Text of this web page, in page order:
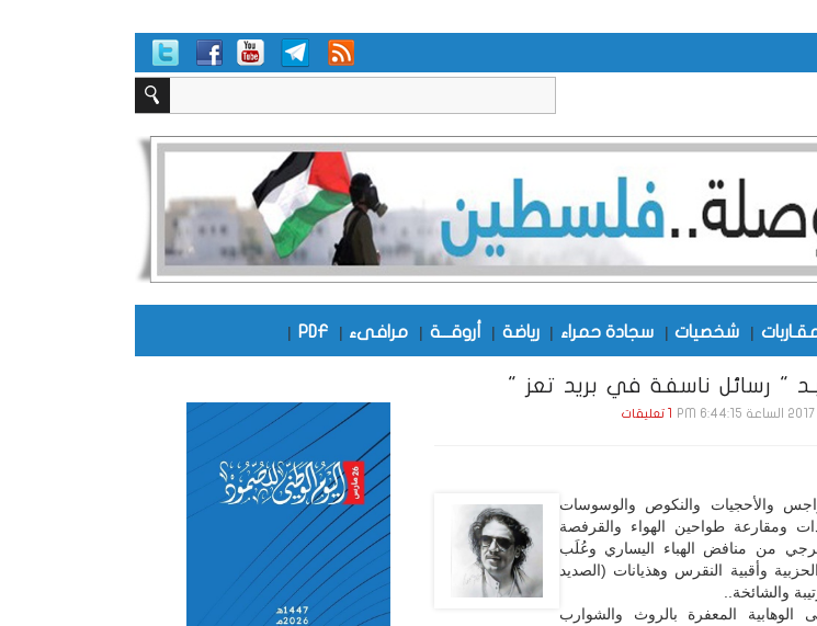
| شخصيات | سجادة حمراء | رياضة | أروقـــة | مرافىء |
PDF
|
" رسائل ناسفة في بريد تعز "
والأحجيات والنكوص والوسوسات
ومقارعة طواحين الهواء والقرفصة
من منافض الهباء اليساري وعُلَب
وأقبية النقرس وهذيانات (الصديد
والشائخة..
الوهابية المعفرة بالروث والشوارب